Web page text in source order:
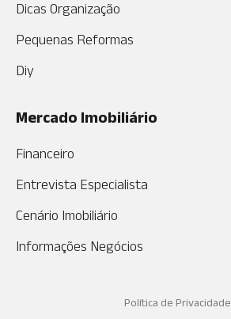
Dicas Organização
Pequenas Reformas
Diy
Mercado Imobiliário
Financeiro
Entrevista Especialista
Cenário Imobiliário
Informações Negócios
Política de Privacidade